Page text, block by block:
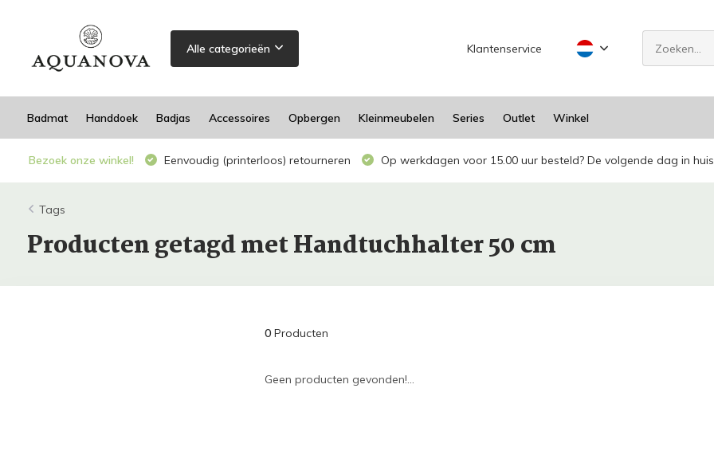
Alle categorieën Klantenservice
Badmat Handdoek Badjas Accessoires Opbergen Kleinmeubelen Series Outlet Winkel
Bezoek onze winkel! Eenvoudig (printerloos) retourneren Op werkdagen voor 15.00 uur besteld? De volgende dag in
Tags
Producten getagd met Handtuchhalter 50 cm
0Producten
Geen producten gevonden!...